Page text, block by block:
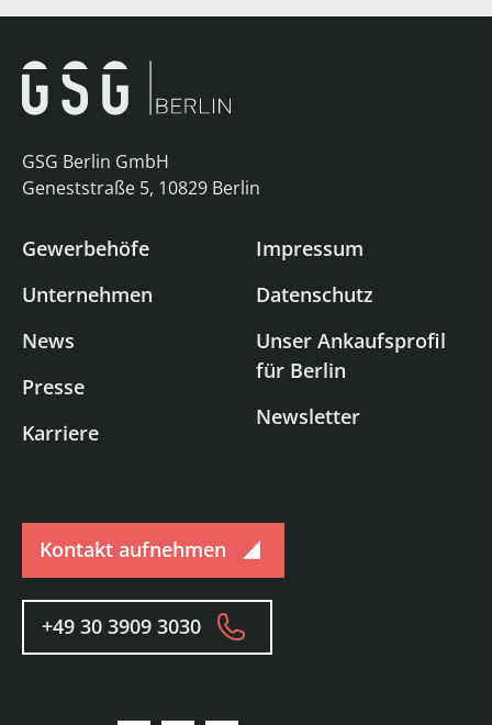
GSG Berlin GmbH
Geneststraße 5, 10829 Berlin
Gewerbehöfe
Unternehmen
News
Presse
Karriere
Impressum
Datenschutz
Unser Ankaufsprofil
für Berlin
Newsletter
Kontakt aufnehmen
+49 30 3909 3030